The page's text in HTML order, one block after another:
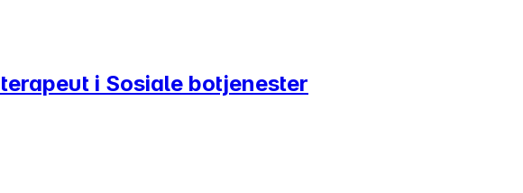
i Sosiale botjenester